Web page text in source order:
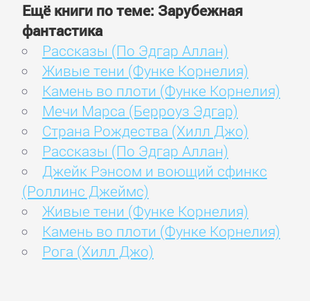
Ещё книги по теме: Зарубежная
фантастика
Рассказы (По Эдгар Аллан)
Живые тени (Функе Корнелия)
Камень во плоти (Функе Корнелия)
Мечи Марса (Берроуз Эдгар)
Страна Рождества (Хилл Джо)
Рассказы (По Эдгар Аллан)
Джейк Рэнсом и воющий сфинкс
(Роллинс Джеймс)
Живые тени (Функе Корнелия)
Камень во плоти (Функе Корнелия)
Рога (Хилл Джо)